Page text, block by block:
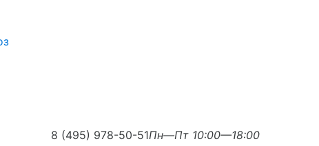
8 (495) 978-50-51Пн—Пт 10:00—18:00